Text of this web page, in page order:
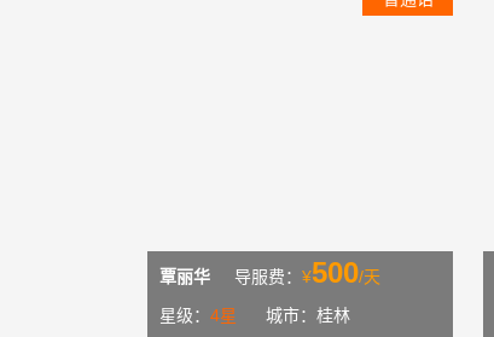
覃丽华 导服费： ¥500/天
星级： 4星 城市：桂林